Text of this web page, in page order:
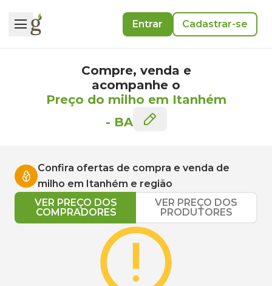
Entrar Cadastrar-se
Compre, venda e
acompanhe o
Preço do milho em Itanhém
- BA
Confira ofertas de compra e venda de
milho em Itanhém e região
VER PREÇO DOS
COMPRADORES
VER PREÇO DOS
PRODUTORES